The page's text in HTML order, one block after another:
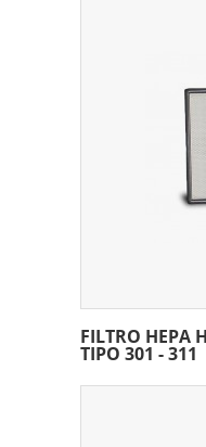
FILTRO HEPA
TIPO 301 - 311